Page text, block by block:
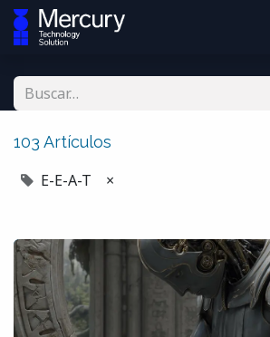
103 Artículos
E-E-A-T ×